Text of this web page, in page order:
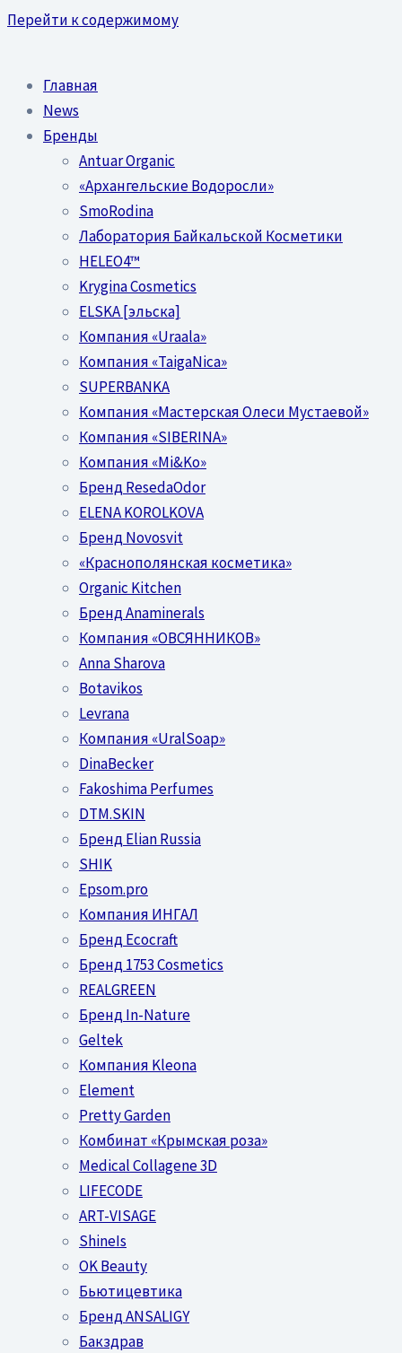
Перейти к содержимому
Главная
News
Бренды
Antuar Organic
«Архангельские Водоросли»
SmoRodina
Лаборатория Байкальской Косметики
HELEO4™
Krygina Cosmetics
ELSKA [эльска]
Компания «Uraala»
Компания «TaigaNica»
SUPERBANKA
Компания «Мастерская Олеси Мустаевой»
Компания «SIBERINA»
Компания «Mi&Ko»
Бренд ResedaOdor
ELENA KOROLKOVA
Бренд Novosvit
«Краснополянская косметика»
Organic Kitchen
Бренд Anaminerals
Компания «ОВСЯННИКОВ»
Anna Sharova
Botavikos
Levrana
Компания «UralSoap»
DinaBecker
Fakoshima Perfumes
DTM.SKIN
Бренд Elian Russia
SHIK
Epsom.pro
Компания ИНГАЛ
Бренд Ecocraft
Бренд 1753 Cosmetics
REALGREEN
Бренд In-Nature
Geltek
Компания Kleona
Element
Pretty Garden
Комбинат «Крымская роза»
Medical Collagene 3D
LIFECODE
ART-VISAGE
ShineIs
OK Beauty
Бьютицевтика
Бренд ANSALIGY
Бакздрав